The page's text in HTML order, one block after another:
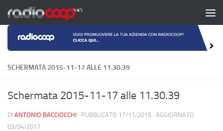
Salta al contenuto
SCHERMATA 2015-11-17 ALLE 11.30.39
Schermata 2015-11-17 alle 11.30.39
DI ANTONIO BACCIOCCHI · PUBBLICATO 17/11/2015 · AGGIORNATO
03/04/2017